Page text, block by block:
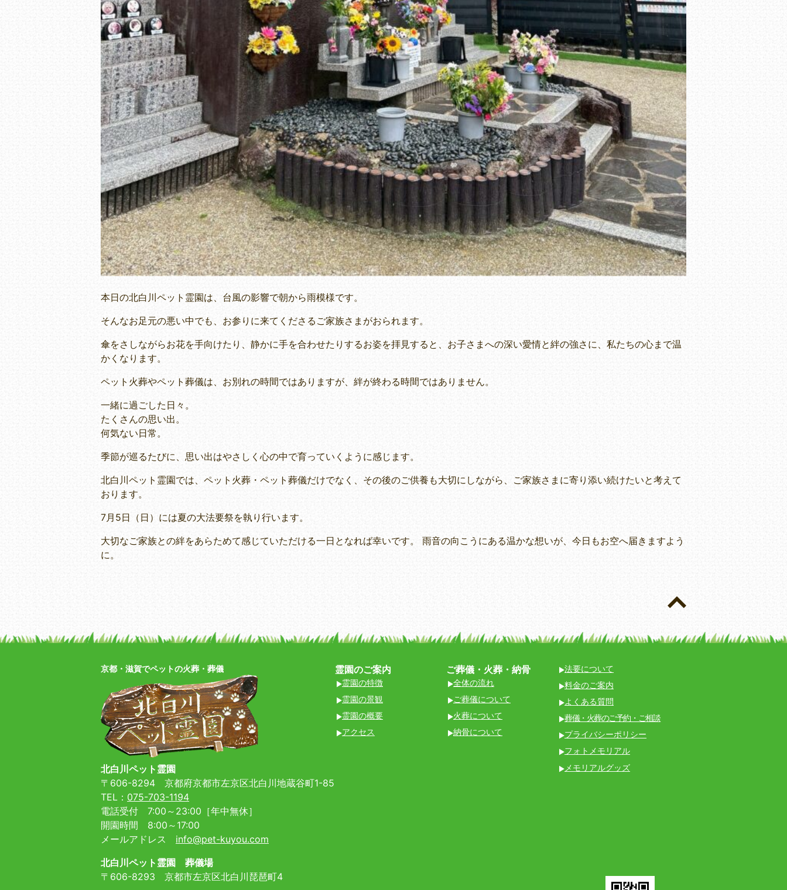
本日の北白川ペット霊園は、台風の影響で朝から雨模様です。
そんなお足元の悪い中でも、お参りに来てくださるご家族さまがおられます。
傘をさしながらお花を手向けたり、静かに手を合わせたりするお姿を拝見すると、お子さまへの深い愛情と絆の強さに、私たちの心まで温
かくなります。
ペット火葬やペット葬儀は、お別れの時間ではありますが、絆が終わる時間ではありません。
一緒に過ごした日々。
たくさんの思い出。
何気ない日常。
季節が巡るたびに、思い出はやさしく心の中で育っていくように感じます。
北白川ペット霊園では、ペット火葬・ペット葬儀だけでなく、その後のご供養も大切にしながら、ご家族さまに寄り添い続けたいと考えて
おります。
7月5日（日）には夏の大法要祭を執り行います。
大切なご家族との絆をあらためて感じていただける一日となれば幸いです。 雨音の向こうにある温かな想いが、今日もお空へ届きますよう
に。
京都・滋賀でペットの火葬・葬儀
北白川ペット霊園
〒606-8294 京都府京都市左京区北白川地蔵谷町1-85
TEL： 075-703-1194
電話受付 7:00～23:00［年中無休］
開園時間 8:00～17:00
メールアドレス info@pet-kuyou.com
北白川ペット霊園 葬儀場
〒606-8293 京都市左京区北白川琵琶町4
霊園のご案内
霊園の特徴
霊園の景観
霊園の概要
アクセス
ご葬儀・火葬・納骨
全体の流れ
ご葬儀について
火葬について
納骨について
法要について
料金のご案内
よくある質問
葬儀・火葬のご予約・ご相談
プライバシーポリシー
フォトメモリアル
メモリアルグッズ